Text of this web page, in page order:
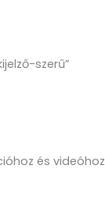
szerű”
és videóhoz